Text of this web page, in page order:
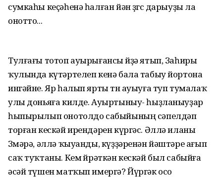
сумкаһы кеҫәһенә һалған йән өҙгөс дарыуҙы ла
онотто...
Тулғағы тотоп ауырығансы өйҙә ятып, Заһиры
ҡулында күтәртелеп кенә бала табыу йортона
ингәйне. Яр һалып ярты төн ауыуға туп тумалаҡ
улы доньяға килде. Ауыртыныу- һыҙланыуҙар
һыпырылып онотолдо сабыйының сәпелдәп
торған кескәй ирендәрен күргәс. Әллә иланы
Зөмәрә, әллә ҡыуанды, күҙҙәренән йәштәре ағып
саҡ туҡтаны. Кем өйрәткән кескәй был сабыйға
әсәй түшен матҡып имергә? Йүргәк осо